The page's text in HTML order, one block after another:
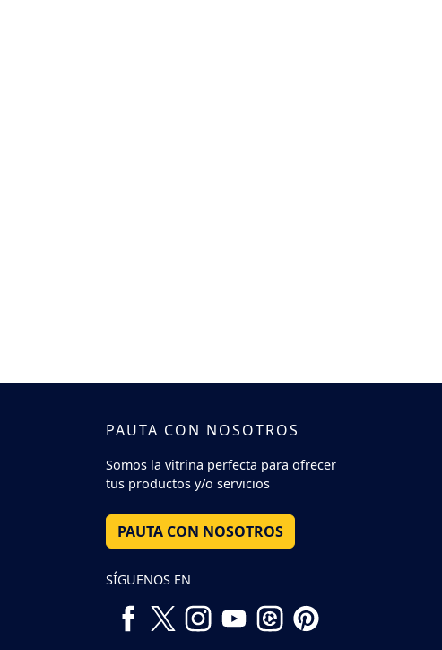
PAUTA CON NOSOTROS
Somos la vitrina perfecta para ofrecer
tus productos y/o servicios
PAUTA CON NOSOTROS
SÍGUENOS EN